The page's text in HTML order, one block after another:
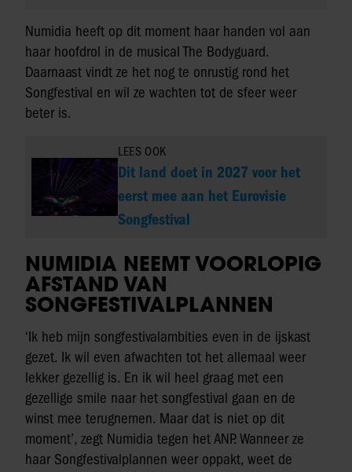
Numidia heeft op dit moment haar handen vol aan
haar hoofdrol in de musical The Bodyguard.
Daarnaast vindt ze het nog te onrustig rond het
Songfestival en wil ze wachten tot de sfeer weer
beter is.
LEES OOK
Dit land doet in 2027 voor het
eerst mee aan het Eurovisie
Songfestival
NUMIDIA NEEMT VOORLOPIG
AFSTAND VAN
SONGFESTIVALPLANNEN
‘Ik heb mijn songfestivalambities even in de ijskast
gezet. Ik wil even afwachten tot het allemaal weer
lekker gezellig is. En ik wil heel graag met een
gezellige smile naar het songfestival gaan en de
winst mee terugnemen. Maar dat is niet op dit
moment’, zegt Numidia tegen het ANP. Wanneer ze
haar Songfestivalplannen weer oppakt, weet de